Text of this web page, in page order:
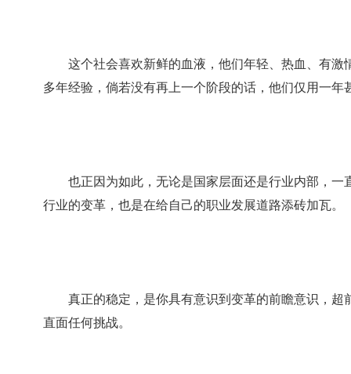
这个社会喜欢新鲜的血液，他们年轻、热血、有激
多年经验，倘若没有再上一个阶段的话，他们仅用一
也正因为如此，无论是国家层面还是行业内部，一
行业的变革，也是在给自己的职业发展道路添砖加瓦。
真正的稳定，是你具有意识到变革的前瞻意识，超
直面任何挑战。